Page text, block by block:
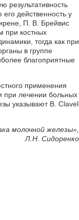
результативность
действенность у
П. В. Брейвис
при костных
тогда как при
в группе
благоприятные
применения
при лечении больных
указывают В. Clavel
молочной железы»,
Л.Н. Сидоренко